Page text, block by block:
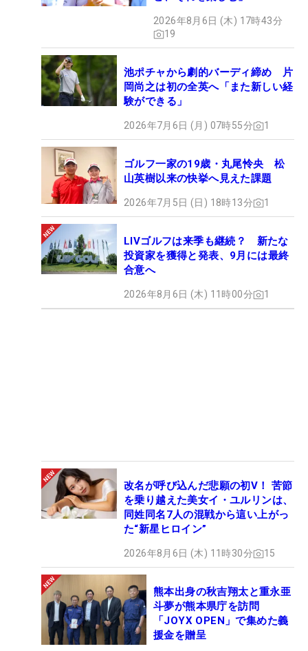
2026年8月6日 (木) 17時43分
19
池ポチャから劇的バーディ締め 片
岡尚之は初の全英へ「また新しい経
験ができる」
2026年7月6日 (月) 07時55分 1
ゴルフ一家の19歳・丸尾怜央 松
山英樹以来の快挙へ見えた課題
2026年7月5日 (日) 18時13分 1
LIVゴルフは来季も継続？ 新たな
投資家を獲得と発表、9月には最終
合意へ
2026年8月6日 (木) 11時00分 1
改名が呼び込んだ悲願の初V！ 苦節
を乗り越えた美女イ・ユルリンは、
同姓同名7人の混戦から這い上がっ
た“新星ヒロイン”
2026年8月6日 (木) 11時30分 15
熊本出身の秋吉翔太と重永亜
斗夢が熊本県庁を訪問
「JOYX OPEN」で集めた義
援金を贈呈